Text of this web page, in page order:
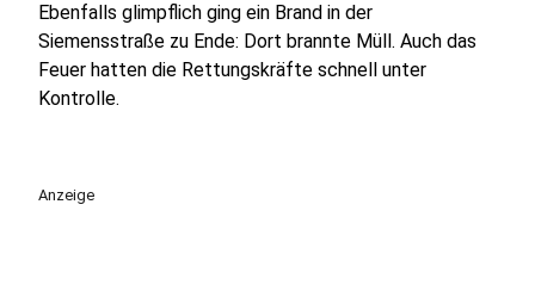
Ebenfalls glimpflich ging ein Brand in der
Siemensstraße zu Ende: Dort brannte Müll. Auch das
Feuer hatten die Rettungskräfte schnell unter
Kontrolle.
Anzeige